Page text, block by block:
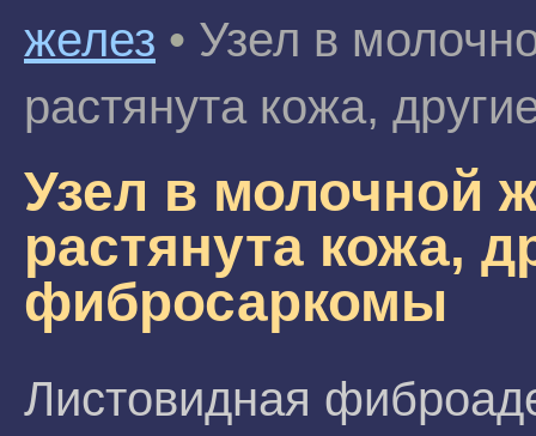
желез • Узел в
растянута кожа,
Узел в молочной
растянута кожа,
фибросаркомы
Листовидная